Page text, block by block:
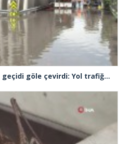
Güngören’de sağanak alt geçidi göle çevirdi: Yol trafiğe kapatıldı